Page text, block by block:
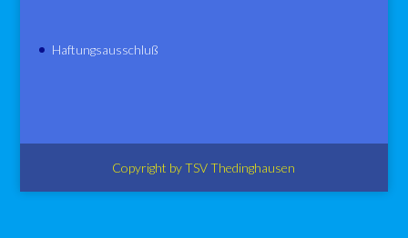
Haftungsausschluß
Copyright by TSV Thedinghausen